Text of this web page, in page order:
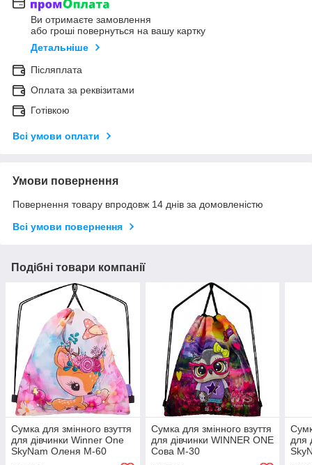
Ви отримаєте замовлення
або гроші повернуться на вашу картку
Детальніше
Післяплата
Оплата за реквізитами
Готівкою
Всі умови оплати
Умови повернення
Повернення товару впродовж 14 днів за домовленістю
Всі умови повернення
Подібні товари компанії
Сумка для змінного взуття
для дівчинки Winner One
SkyNam Оленя М-60
Сумка для змінного взуття
для дівчинки WINNER ONE
Сова М-30
для